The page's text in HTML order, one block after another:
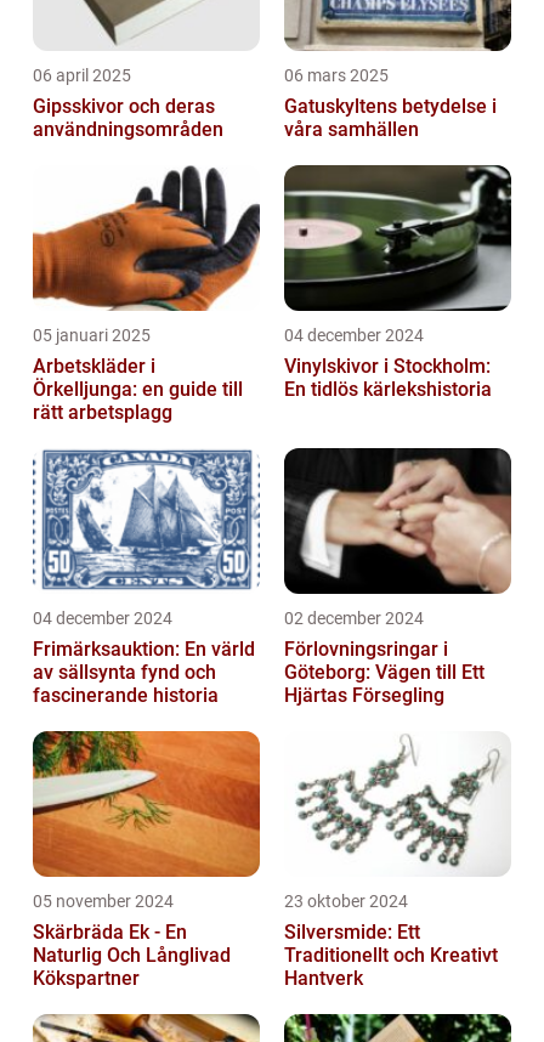
06 april 2025
Gipsskivor och deras
användningsområden
06 mars 2025
Gatuskyltens betydelse i
våra samhällen
05 januari 2025
Arbetskläder i
Örkelljunga: en guide till
rätt arbetsplagg
04 december 2024
Vinylskivor i Stockholm:
En tidlös kärlekshistoria
04 december 2024
Frimärksauktion: En värld
av sällsynta fynd och
fascinerande historia
02 december 2024
Förlovningsringar i
Göteborg: Vägen till Ett
Hjärtas Försegling
05 november 2024
Skärbräda Ek - En
Naturlig Och Långlivad
Kökspartner
23 oktober 2024
Silversmide: Ett
Traditionellt och Kreativt
Hantverk